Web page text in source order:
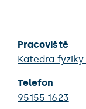
Pracoviště
Katedra
Telefon
95155 1623